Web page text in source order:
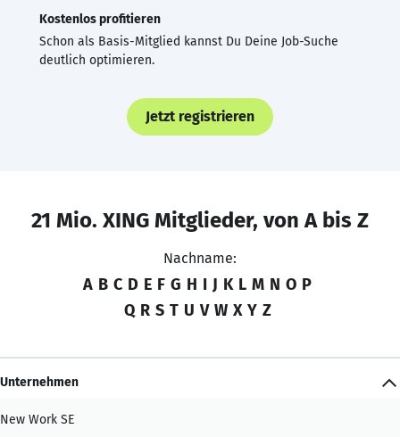
Kostenlos profitieren
Schon als Basis-Mitglied kannst Du Deine Job-Suche
deutlich optimieren.
Jetzt registrieren
21 Mio. XING Mitglieder, von A bis Z
Nachname:
A B C D E F G H I J K L M N O P
Q R S T U V W X Y Z
Unternehmen
New Work SE